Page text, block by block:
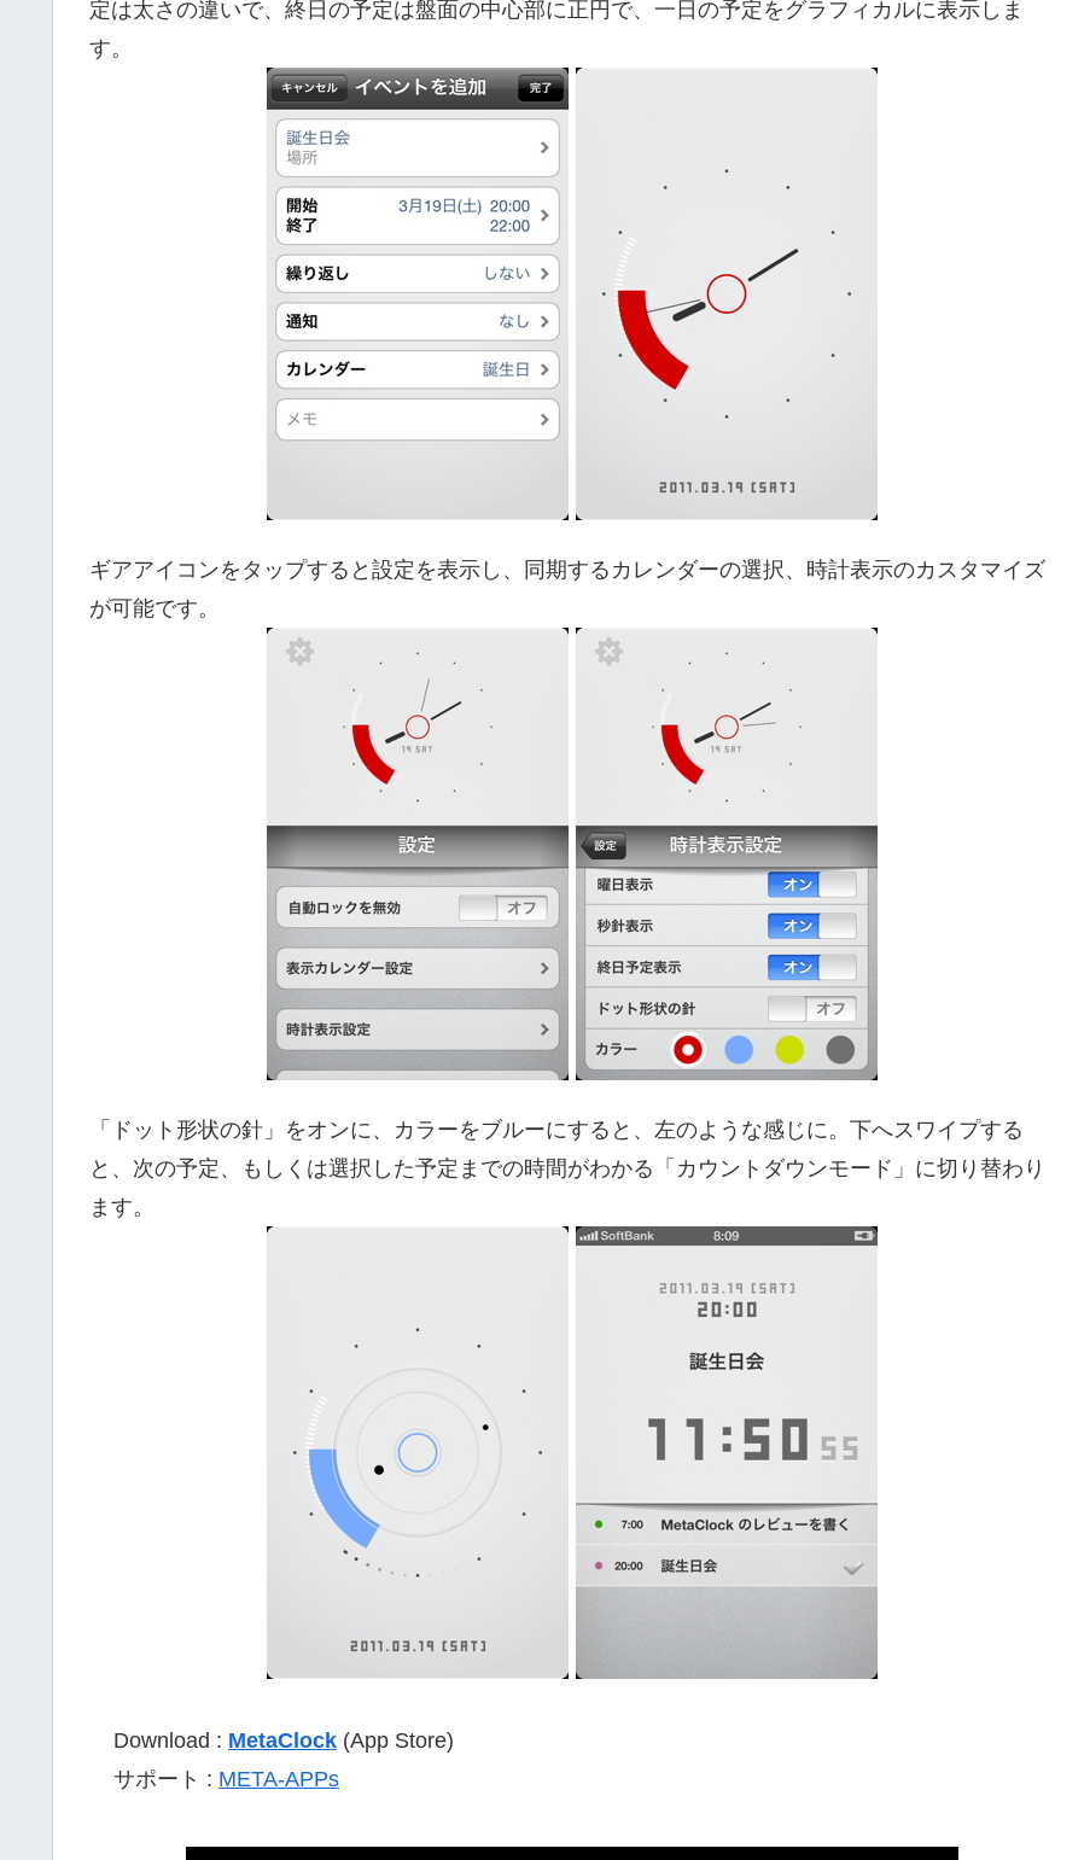
定は太さの違いで、終日の予定は盤面の中心部に正円で、一日の予定をグラフィカルに表示しま
す。
ギアアイコンをタップすると設定を表示し、同期するカレンダーの選択、時計表示のカスタマイズ
が可能です。
「ドット形状の針」をオンに、カラーをブルーにすると、左のような感じに。下へスワイプする
と、次の予定、もしくは選択した予定までの時間がわかる「カウントダウンモード」に切り替わり
ます。
Download : MetaClock (App Store)
サポート : META-APPs